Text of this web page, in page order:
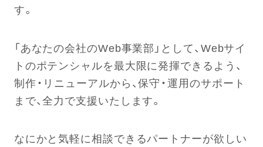
す。
「あなたの会社のWeb事業部」として、Webサイ
トのポテンシャルを最大限に発揮できるよう、
制作・リニューアルから、保守・運用のサポート
まで、全力で支援いたします。
なにかと気軽に相談できるパートナーが欲しい